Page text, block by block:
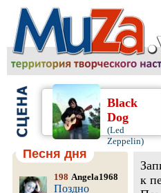
Black
Dog
(Led
Zeppelin)
Песня дня
198 Angela1968
Поздно
к